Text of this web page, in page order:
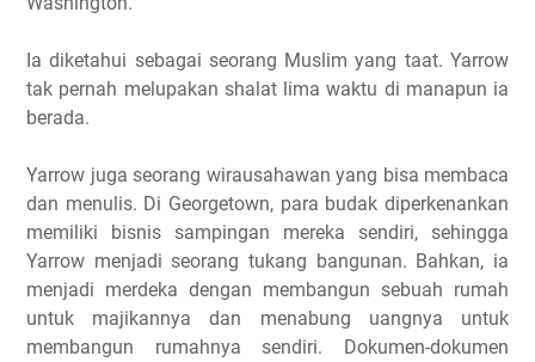
Ia diketahui sebagai seorang Muslim yang taat. Yarrow
tak pernah melupakan shalat lima waktu di manapun ia
berada.
Yarrow juga seorang wirausahawan yang bisa membaca
dan menulis. Di Georgetown, para budak diperkenankan
memiliki bisnis sampingan mereka sendiri, sehingga
Yarrow menjadi seorang tukang bangunan. Bahkan, ia
menjadi merdeka dengan membangun sebuah rumah
untuk majikannya dan menabung uangnya untuk
membangun rumahnya sendiri. Dokumen-dokumen